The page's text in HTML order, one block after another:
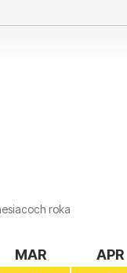
roka
MAR APR